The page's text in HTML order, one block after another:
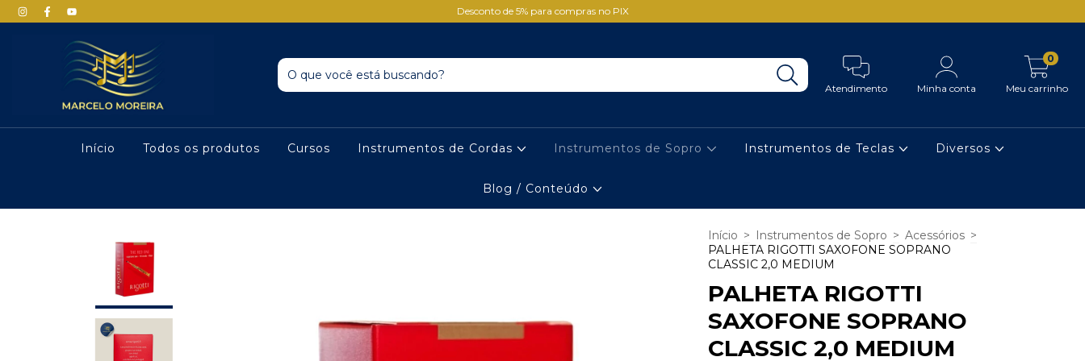
Desconto de 5% para compras no PIX
Atendimento Minha conta Meu carrinho
0
Início Todos os produtos Cursos Instrumentos de Cordas Instrumentos de Sopro Instrumentos de Teclas Diversos
Blog / Conteúdo
Início > Instrumentos de Sopro > Acessórios >
PALHETA RIGOTTI SAXOFONE SOPRANO
CLASSIC 2,0 MEDIUM
PALHETA RIGOTTI
SAXOFONE SOPRANO
CLASSIC 2,0 MEDIUM